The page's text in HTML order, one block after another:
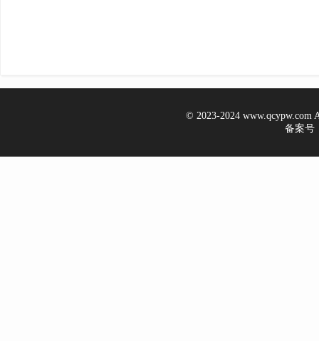
© 2023-2024 www.qcypw.com
备案号